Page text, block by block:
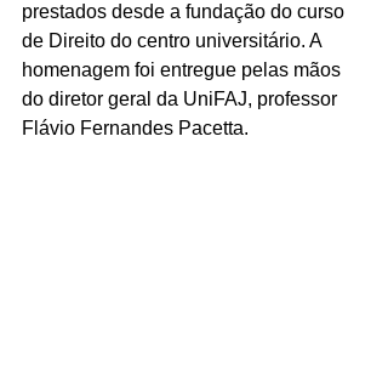
prestados desde a fundação do curso
de Direito do centro universitário. A
homenagem foi entregue pelas mãos
do diretor geral da UniFAJ, professor
Flávio Fernandes Pacetta.